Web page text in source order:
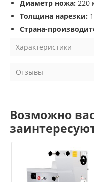
Диаметр ножа: 220
Толщина нарезки:
Страна-
Характеристики
Отзывы
Возможно вас